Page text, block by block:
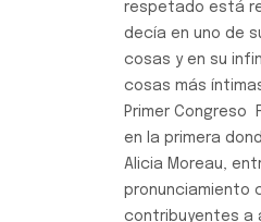
respetado está
decía en uno de
cosas y en su
cosas más
Primer Congreso
en la primera
Alicia Moreau,
pronunciamiento
contribuyentes a